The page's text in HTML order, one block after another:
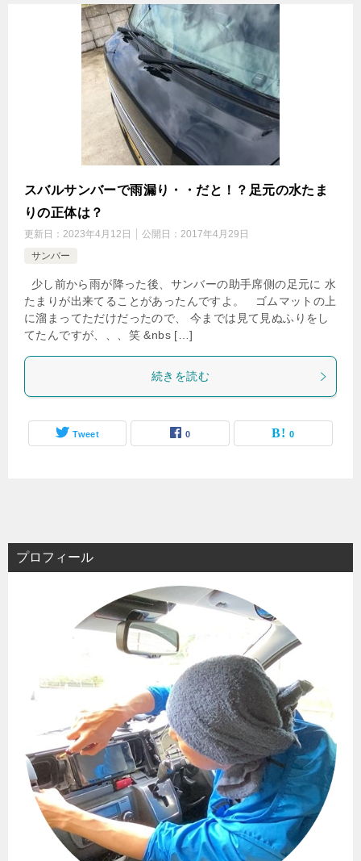
スバルサンバーで雨漏り・・だと！？足元の水たま
りの正体は？
更新日： 2023年4月12日 公開日： 2017年4月29日
サンバー
少し前から雨が降った後、サンバーの助手席側の足元に 水
たまりが出来てることがあったんですよ。 ゴムマットの上
に溜まってただけだったので、 今までは見て見ぬふりをし
てたんですが、、、笑 &nbs […]
続きを読む
Tweet 0 0
プロフィール